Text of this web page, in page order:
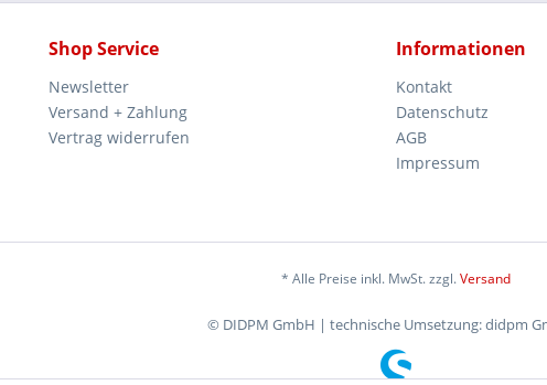
Shop Service
Newsletter
Versand + Zahlung
Vertrag widerrufen
Informationen
Kontakt
Datenschutz
AGB
Impressum
* Alle Preise inkl. MwSt. zzgl.Versand
© DIDPM GmbH | technische Umsetzung: didpm